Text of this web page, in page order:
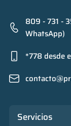
809 - 731 -
WhatsApp)
*778 desde
Servicios